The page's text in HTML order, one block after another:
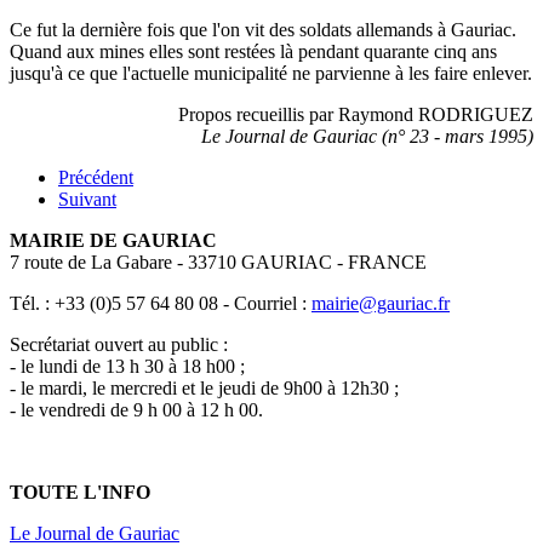
Ce fut la dernière fois que l'on vit des soldats allemands à Gauriac.
Quand aux mines elles sont restées là pendant quarante cinq ans
jusqu'à ce que l'actuelle municipalité ne parvienne à les faire enlever.
Propos recueillis par Raymond RODRIGUEZ
Le Journal de Gauriac (n° 23 - mars 1995)
Précédent
Suivant
MAIRIE DE GAURIAC
7 route de La Gabare - 33710 GAURIAC - FRANCE
Tél. : +33 (0)5 57 64 80 08 - Courriel : mairie@gauriac.fr
Secrétariat ouvert au public :
- le lundi de 13 h 30 à 18 h00 ;
- le mardi, le mercredi et le jeudi de 9h00 à 12h30 ;
- le vendredi de 9 h 00 à 12 h 00.
TOUTE L'INFO
Le Journal de Gauriac